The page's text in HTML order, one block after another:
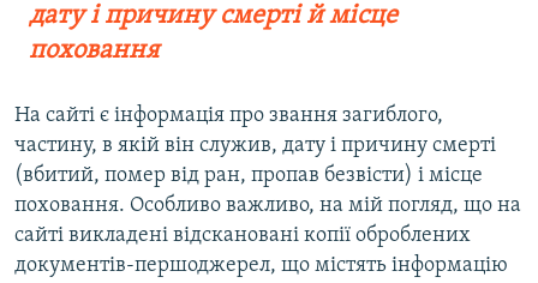
дату і причину смерті й місце
поховання
На сайті є інформація про звання загиблого,
частину, в якій він служив, дату і причину смерті
(вбитий, помер від ран, пропав безвісти) і місце
поховання. Особливо важливо, на мій погляд, що на
сайті викладені відскановані копії оброблених
документів-першоджерел, що містять інформацію